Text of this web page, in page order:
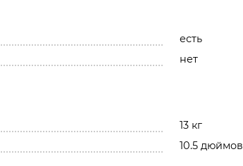
есть
нет
13 кг
10.5 дюймов